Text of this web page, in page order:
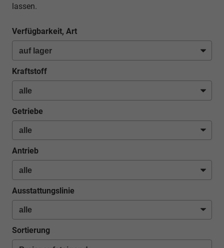
lassen.
Verfügbarkeit, Art
Kraftstoff
Getriebe
Antrieb
Ausstattungslinie
Sortierung